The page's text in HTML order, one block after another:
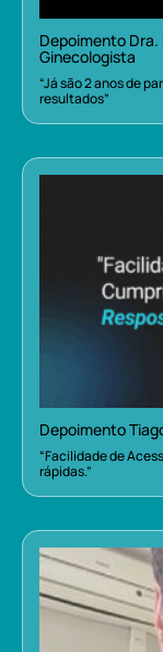
Depoimento
Ginecologista
“Já são 2 anos de
resultados”
Depoimento
“Facilidade de
rápidas.”